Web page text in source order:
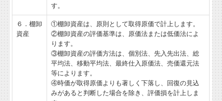
す。
６．棚卸
資産
①棚卸資産は、原則として取得原価で計上します。
②棚卸資産の評価基準は、原価法または低価法によ
ります。
③棚卸資産の評価方法は、個別法、先入先出法、総
平均法、移動平均法、最終仕入原価法、売価還元法
等によります。
④時価が取得原価よりも著しく下落し、回復の見込
みがあると判断した場合を除き、評価損を計上しま